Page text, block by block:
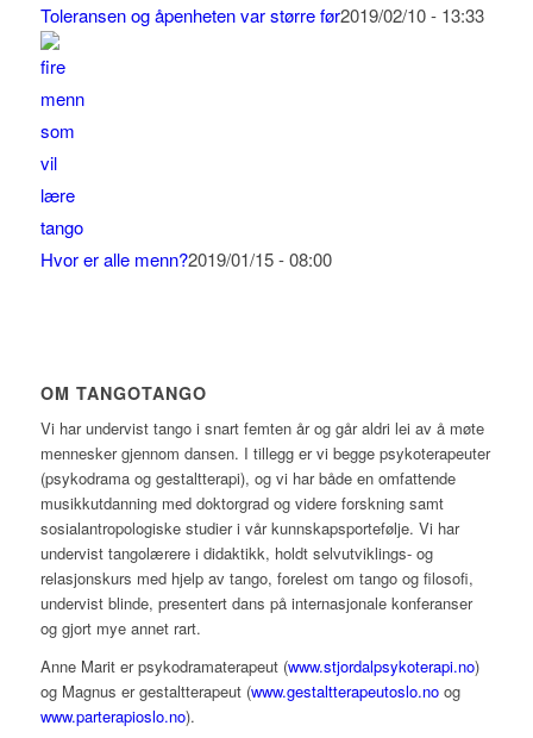
Toleransen og åpenheten var større før2019/02/10 - 13:33
Hvor er alle menn?2019/01/15 - 08:00
OM TANGOTANGO
Vi har undervist tango i snart femten år og går aldri lei av å møte
mennesker gjennom dansen. I tillegg er vi begge psykoterapeuter
(psykodrama og gestaltterapi), og vi har både en omfattende
musikkutdanning med doktorgrad og videre forskning samt
sosialantropologiske studier i vår kunnskapsportefølje. Vi har
undervist tangolærere i didaktikk, holdt selvutviklings- og
relasjonskurs med hjelp av tango, forelest om tango og filosofi,
undervist blinde, presentert dans på internasjonale konferanser
og gjort mye annet rart.
Anne Marit er psykodramaterapeut (www.stjordalpsykoterapi.no)
og Magnus er gestaltterapeut (www.gestaltterapeutoslo.noog
www.parterapioslo.no).